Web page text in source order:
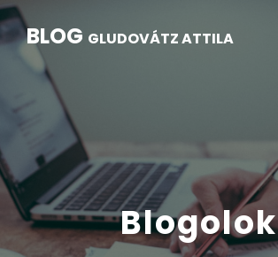
BLOG GLUDOVÁTZ ATTILA
Blogolok